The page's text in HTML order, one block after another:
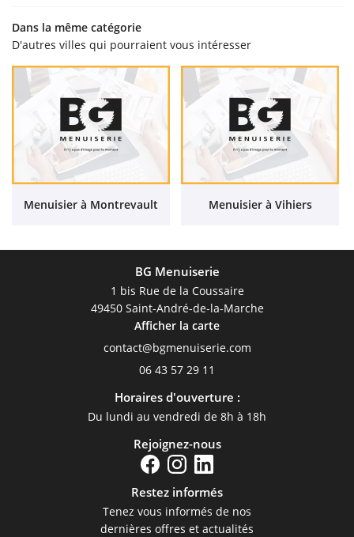
Dans la même catégorie
D'autres villes qui pourraient vous intéresser
Menuisier à Montrevault Menuisier à Vihiers
BG Menuiserie
1 bis Rue de la Coussaire
49450 Saint-André-de-la-Marche
Afficher la carte
06 43 57 29 11
Horaires d'ouverture :
Du lundi au vendredi de 8h à 18h
Rejoignez-nous
Restez informés
Tenez vous informés de nos
dernières offres et actualités